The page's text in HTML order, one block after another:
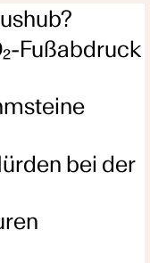
Fußabdruck
bei der